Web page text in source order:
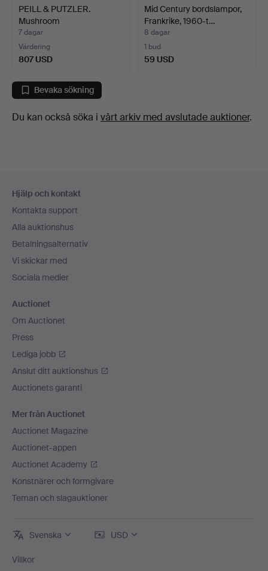
PEILL & PUTZLER.
Mushroom
bordslampa/golvl…
7 dagar
Värdering
807 USD
Mid Century bordslampor,
Frankrike, 1960-t…
8 dagar
1 bud
59 USD
Bevaka sökning
Du kan också söka i vårt arkiv med avslutade auktioner.
Hjälp och kontakt
Kontakta support
Alla auktionshus
Betalningsalternativ
Vi skickar med
Sociala medier
Auctionet
Om Auctionet
Press
Lediga jobb
Anslut ditt auktionshus
Auctionets garanti
Mer från Auctionet
Auctionet Magazine
Auctionet-appen
Auctionet Academy
Konstnärer och formgivare
Teman och slagauktioner
Svenska USD
Villkor